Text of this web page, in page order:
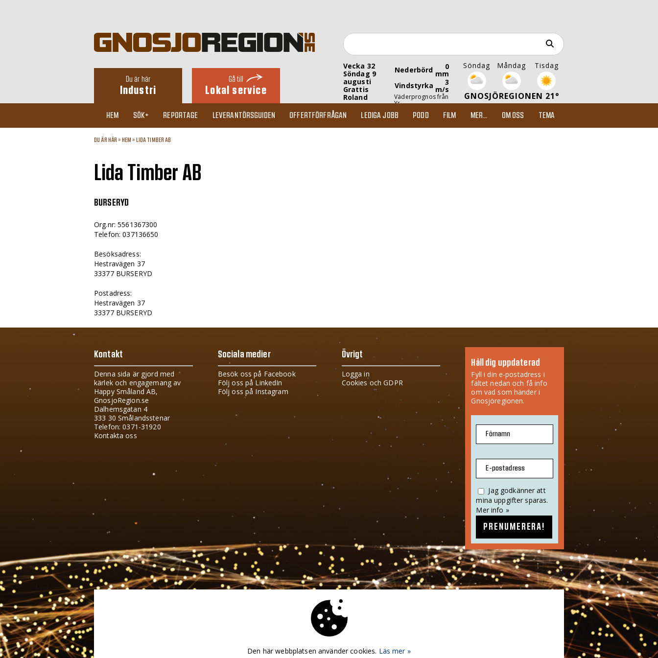
Du är här
Industri
Gå till
Lokal service
Vecka 32
Söndag 9
augusti
Grattis
Roland
Nederbörd 0
mm
Vindstyrka
3
m/s
Väderprognos från
Yr
Söndag Måndag Tisdag
GNOSJÖREGIONEN 21°
HEM SÖK+ REPORTAGE LEVERANTÖRSGUIDEN OFFERTFÖRFRÅGAN LEDIGA JOBB PODD FILM MER... OM OSS TEMA
DU ÄR HÄR » HEM » LIDA TIMBER AB
Lida Timber AB
BURSERYD
Org.nr: 5561367300
Telefon: 037136650
Besöksadress:
Hestravägen 37
33377 BURSERYD
Postadress:
Hestravägen 37
33377 BURSERYD
Kontakt
Denna sida är gjord med
kärlek och engagemang av
Happy Småland AB,
GnosjoRegion.se
Dalhemsgatan 4
333 30 Smålandsstenar
Telefon: 0371-31920
Kontakta oss
Sociala medier
Besök oss på Facebook
Följ oss på LinkedIn
Följ oss på Instagram
Övrigt
Logga in
Cookies och GDPR
Håll dig uppdaterad
Fyll i din e-postadress i
fältet nedan och få info
om vad som händer i
Gnosjöregionen.
Förnamn
E-postadress
Jag godkänner att
mina uppgifter sparas.
Mer info »
PRENUMERERA!
Den här webbplatsen använder cookies. Läs mer »